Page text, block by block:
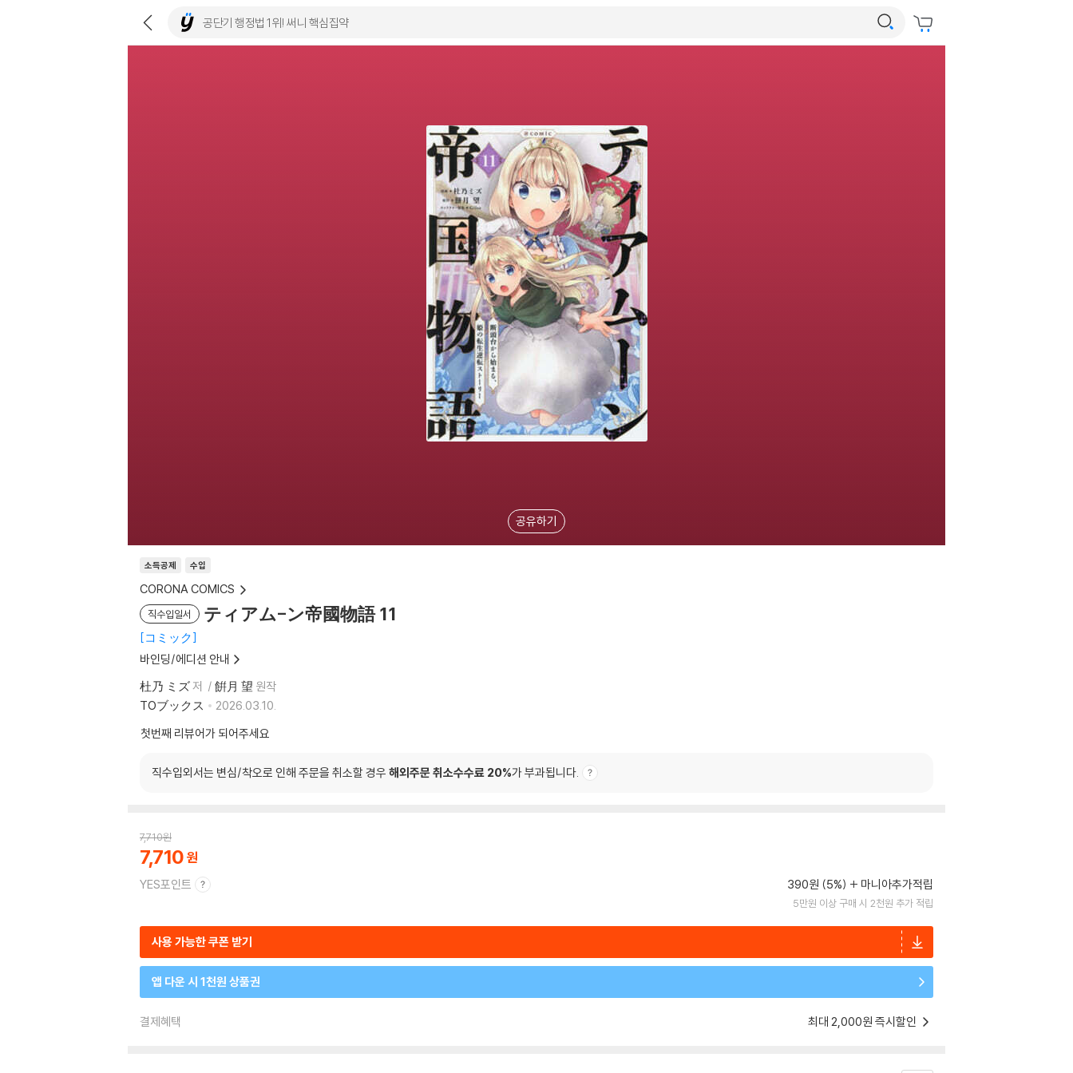
공유하기
소득공제 수입
CORONA COMICS
직수입일서 ティアム-ン帝國物語 11
コミック
바인딩/에디션 안내
杜乃 ミズ저 餠月 望 원작
TOブックス
2026.03.10.
첫번째 리뷰어가 되어주세요
직수입외서는 변심/착오로 인해 주문을 취소할 경우 해외주문 취소수수료 20%가 부과됩니다.
7,710원
7,710
YES포인트 390원 (5%) 마니아추가적립
5만원 이상 구매 시 2천원 추가 적립
사용 가능한 쿠폰 받기
앱 다운 시 1천원 상품권
결제혜택 최대 2,000원 즉시할인